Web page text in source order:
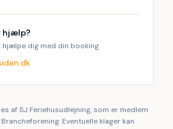
hjælp?
dig med din booking.
af SJ Feriehusudlejning, som er medlem
Eventuelle klager kan